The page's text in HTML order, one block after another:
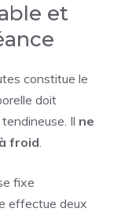
et
constitue le
doit
Il ne
froid.
fixe
effectue deux